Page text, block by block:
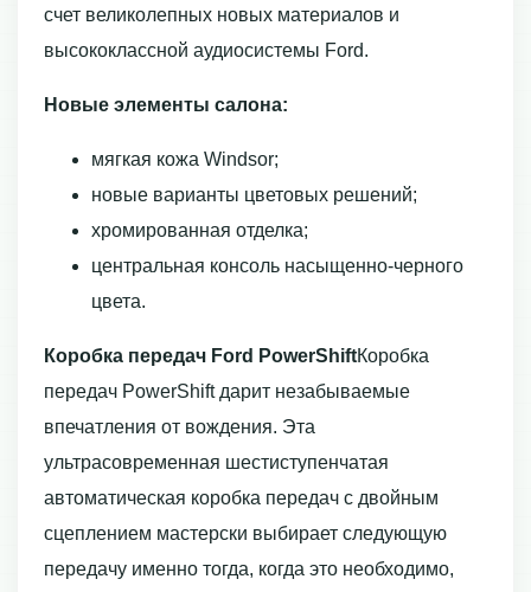
счет великолепных новых материалов и
высококлассной аудиосистемы Ford.
Новые элементы салона:
мягкая кожа Windsor;
новые варианты цветовых решений;
хромированная отделка;
центральная консоль насыщенно-черного
цвета.
Коробка передач Ford PowerShiftКоробка
передач PowerShift дарит незабываемые
впечатления от вождения. Эта
ультрасовременная шестиступенчатая
автоматическая коробка передач с двойным
сцеплением мастерски выбирает следующую
передачу именно тогда, когда это необходимо,